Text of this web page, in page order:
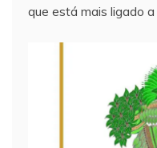
que está mais ligado